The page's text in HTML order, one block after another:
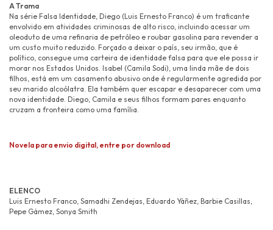
A Trama
Na série Falsa Identidade, Diego (Luis Ernesto Franco) é um traficante
envolvido em atividades criminosas de alto risco, incluindo acessar um
oleoduto de uma refinaria de petróleo e roubar gasolina para revender a
um custo muito reduzido. Forçado a deixar o país, seu irmão, que é
político, consegue uma carteira de identidade falsa para que ele possa ir
morar nos Estados Unidos. Isabel (Camila Sodi), uma linda mãe de dois
filhos, está em um casamento abusivo onde é regularmente agredida por
seu marido alcoólatra. Ela também quer escapar e desaparecer com uma
nova identidade. Diego, Camila e seus filhos formam pares enquanto
cruzam a fronteira como uma família.
Novela para envio digital, entre por download
ELENCO
Luis Ernesto Franco, Samadhi Zendejas, Eduardo Yáñez, Barbie Casillas,
Pepe Gámez, Sonya Smith